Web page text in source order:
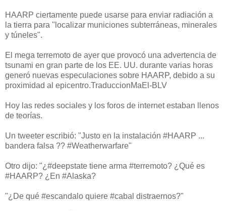
HAARP ciertamente puede usarse para enviar radiación a
la tierra para "localizar municiones subterráneas, minerales
y túneles".
El mega terremoto de ayer que provocó una advertencia de
tsunami en gran parte de los EE. UU. durante varias horas
generó nuevas especulaciones sobre HAARP, debido a su
proximidad al epicentro.TraduccionMaEl-BLV
Hoy las redes sociales y los foros de internet estaban llenos
de teorías.
Un tweeter escribió: "Justo en la instalación #HAARP ...
bandera falsa ?? #Weatherwarfare"
Otro dijo: "¿#deepstate tiene arma #terremoto? ¿Qué es
#HAARP? ¿En #Alaska?
"¿De qué #escandalo quiere #cabal distraernos?"